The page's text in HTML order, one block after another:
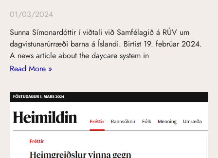
01/03/2024
Sunna Símonardóttir í viðtali við Samfélagið á RÚV um
dagvistunarúrræði barna á Íslandi. Birtist 19. febrúar 2024.
A news article about the daycare system in
Read More »